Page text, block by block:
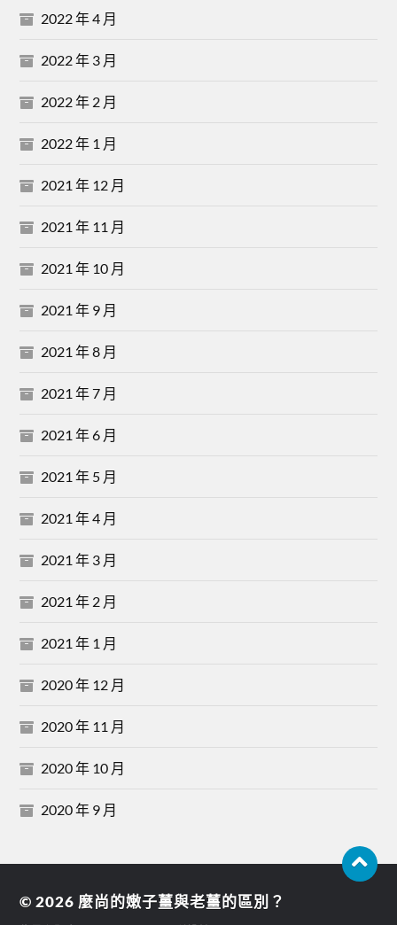
2022 年 4 月
2022 年 3 月
2022 年 2 月
2022 年 1 月
2021 年 12 月
2021 年 11 月
2021 年 10 月
2021 年 9 月
2021 年 8 月
2021 年 7 月
2021 年 6 月
2021 年 5 月
2021 年 4 月
2021 年 3 月
2021 年 2 月
2021 年 1 月
2020 年 12 月
2020 年 11 月
2020 年 10 月
2020 年 9 月
© 2026 麼尚的嫩子薑與老薑的區別？